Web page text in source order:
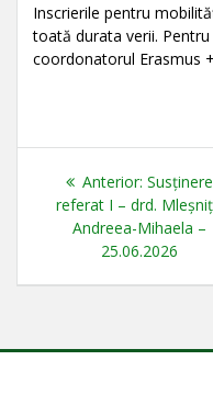
Inscrierile pentru
toată durata verii.
coordonatorul Erasmus
Navigare
articole
Anterior: Articolul
anterior:
Susținere
referat I – drd.
Andreea-Mihaela –
25.06.2026